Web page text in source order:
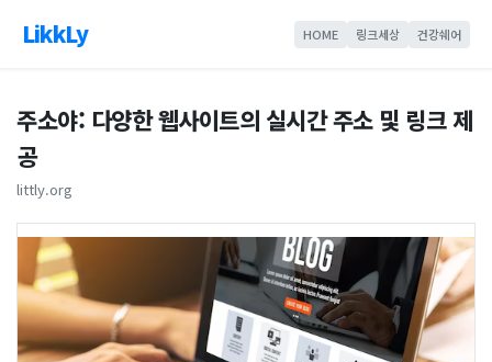
LikkLy HOME 링크세상 건강쉐어
주소야: 다양한 웹사이트의 실시간 주소 및 링크 제
공
littly.org